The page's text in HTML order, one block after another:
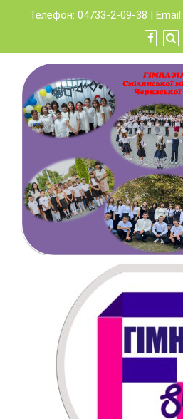
content
Телефон: 04733-2-09-38 | Email: